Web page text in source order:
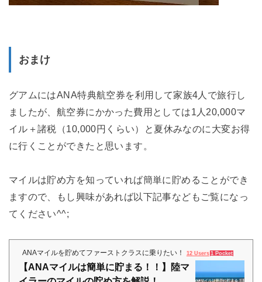
おまけ
グアムにはANA特典航空券を利用して家族4人で旅行し
ましたが、航空券にかかった費用としては1人20,000マ
イル＋諸税（10,000円くらい）と夏休みなのに大変お得
に行くことができたと思います。
マイルは貯め方を知っていれば簡単に貯めることができ
ますので、もし興味があれば以下記事などもご覧になっ
てください^^;
ANAマイルを貯めてファーストクラスに乗りたい！ 12 Users 1 Pocket
【ANAマイルは簡単に貯まる！！】陸マ